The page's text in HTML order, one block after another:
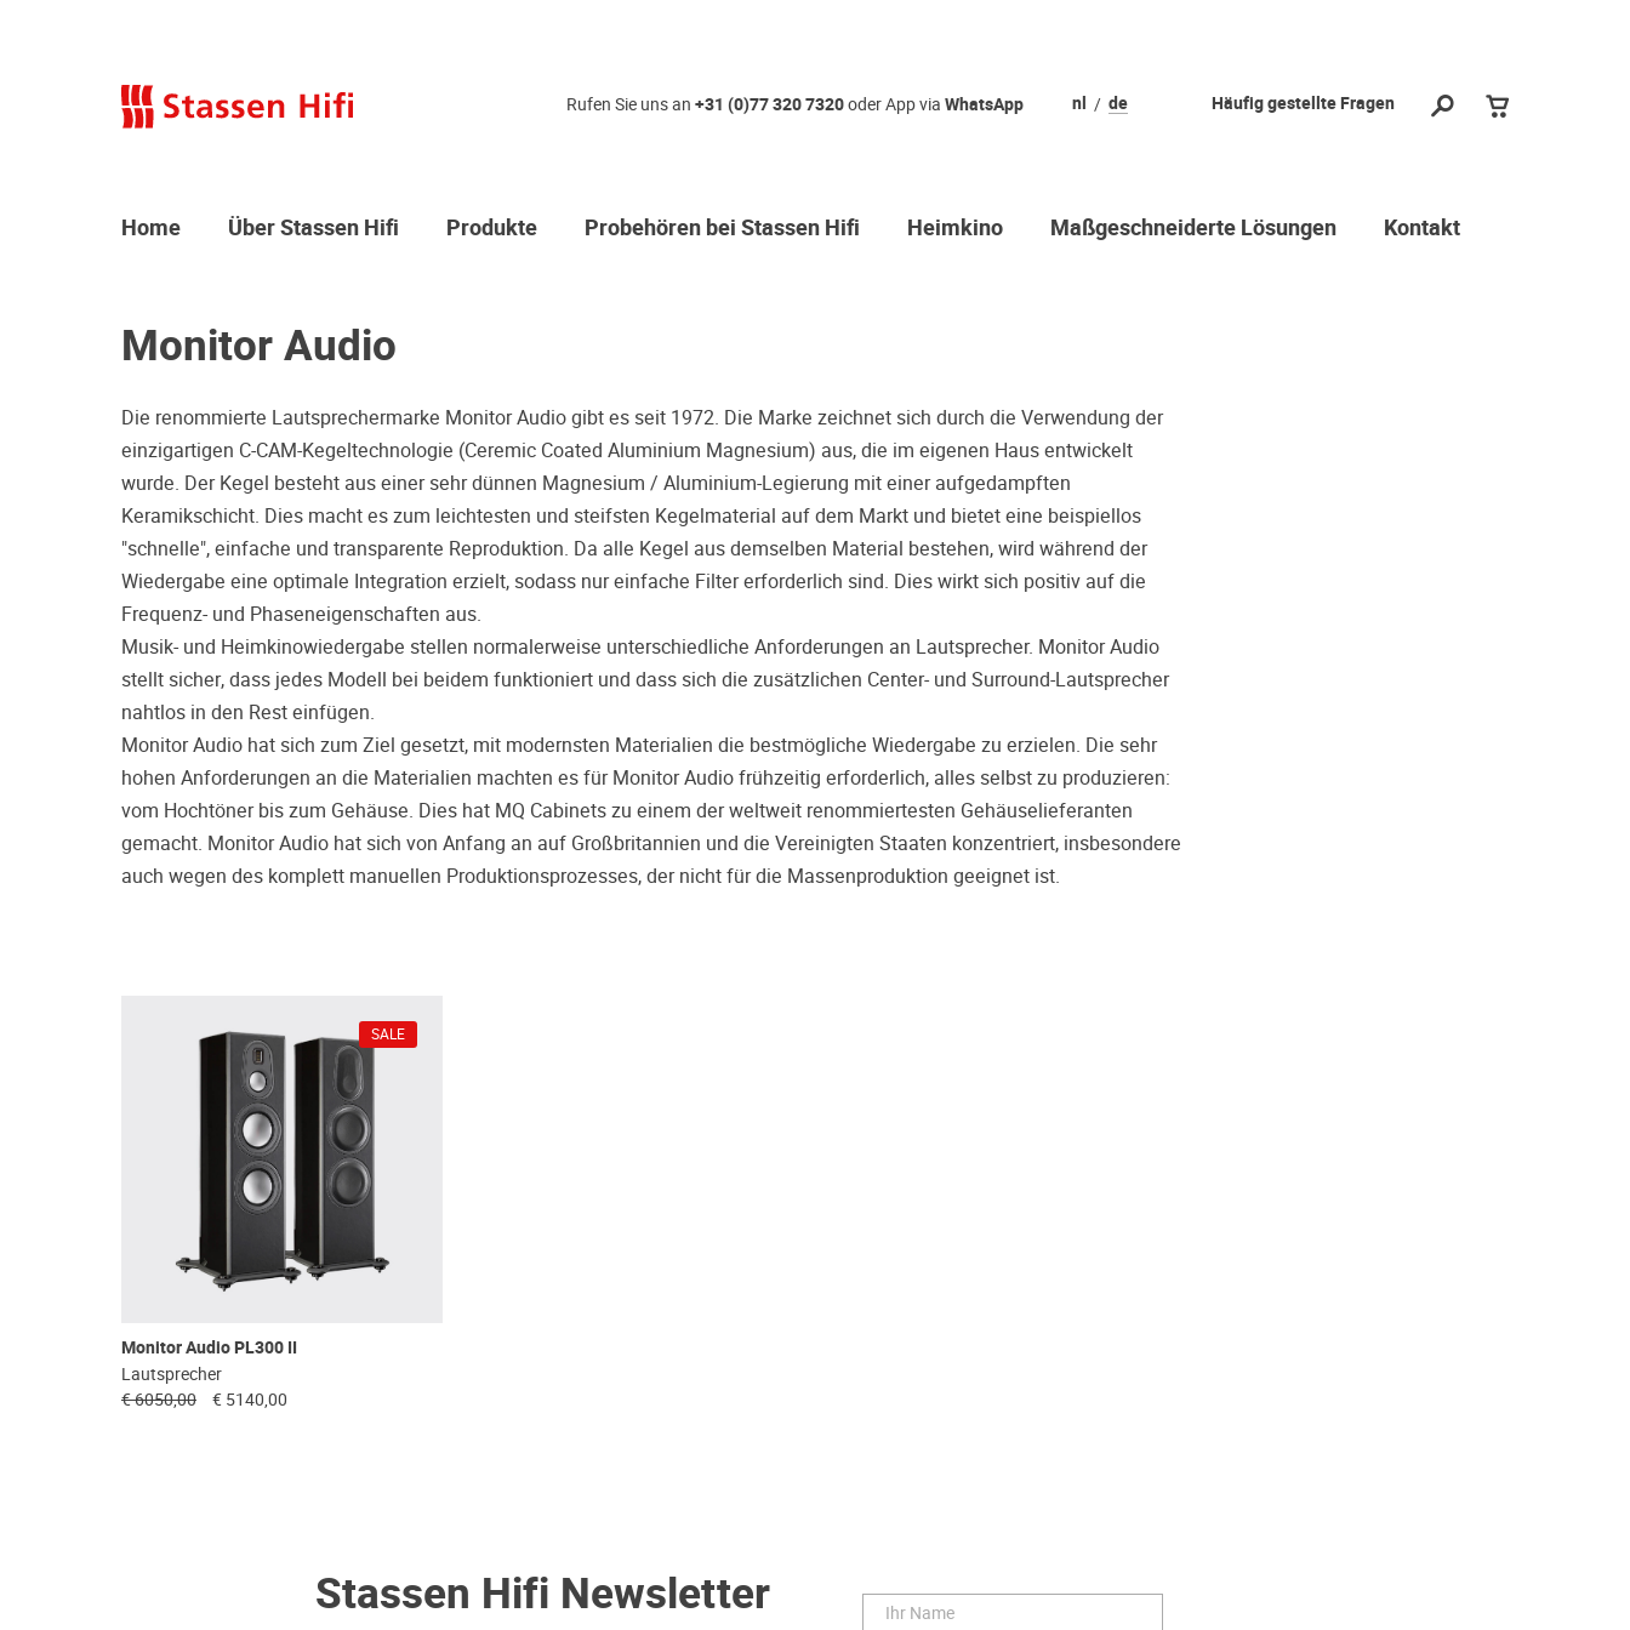
treffen.
bieten wir Ihnen die Möglichkeit, Ihr(e) Wunschgerät(e) ganz ohne
Zeitdruck in unserem Palazzo Hörschloss Probe zu hören. Nutzen
Sie diese Möglichkeit!
Vereinbaren Sie einen Hörtermin.
Häufig gestellte Fragen
nl de
Rufen Sie uns an +31 (0)77 320 7320oder App via WhatsApp
Home Über Stassen Hifi Produkte Probehören bei Stassen Hifi Heimkino Maßgeschneiderte Lösungen Kontakt
Monitor Audio
Die renommierte Lautsprechermarke Monitor Audio gibt es seit 1972. Die Marke zeichnet sich durch die Verwendung der
einzigartigen C-CAM-Kegeltechnologie (Ceremic Coated Aluminium Magnesium) aus, die im eigenen Haus entwickelt
wurde. Der Kegel besteht aus einer sehr dünnen Magnesium / Aluminium-Legierung mit einer aufgedampften
Keramikschicht. Dies macht es zum leichtesten und steifsten Kegelmaterial auf dem Markt und bietet eine beispiellos
"schnelle", einfache und transparente Reproduktion. Da alle Kegel aus demselben Material bestehen, wird während der
Wiedergabe eine optimale Integration erzielt, sodass nur einfache Filter erforderlich sind. Dies wirkt sich positiv auf die
Frequenz- und Phaseneigenschaften aus.
Musik- und Heimkinowiedergabe stellen normalerweise unterschiedliche Anforderungen an Lautsprecher. Monitor Audio
stellt sicher, dass jedes Modell bei beidem funktioniert und dass sich die zusätzlichen Center- und Surround-Lautsprecher
nahtlos in den Rest einfügen.
Monitor Audio hat sich zum Ziel gesetzt, mit modernsten Materialien die bestmögliche Wiedergabe zu erzielen. Die sehr
hohen Anforderungen an die Materialien machten es für Monitor Audio frühzeitig erforderlich, alles selbst zu produzieren:
vom Hochtöner bis zum Gehäuse. Dies hat MQ Cabinets zu einem der weltweit renommiertesten Gehäuselieferanten
gemacht. Monitor Audio hat sich von Anfang an auf Großbritannien und die Vereinigten Staaten konzentriert, insbesondere
auch wegen des komplett manuellen Produktionsprozesses, der nicht für die Massenproduktion geeignet ist.
Monitor Audio PL300 II
Lautsprecher
€ 6050,00
€ 5140,00
SALE
Stassen Hifi Newsletter